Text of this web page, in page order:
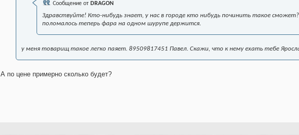
Сообщение от DRAGON
Здравствуйте! Кто-нибудь знает, у нас в городе кто нибудь починить такое
поломалось теперь фара на одном шурупе держится.
у меня товарищ такое легко паяет. 89509817451 Павел. Скажи, что к нему ехать тебе
А по цене примерно сколько будет?